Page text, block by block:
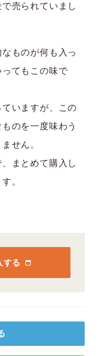
売られていまし
ものが何も入っ
てもこの味で
いますが、この
のを一度味わう
せん。
まとめて購入し
。
する